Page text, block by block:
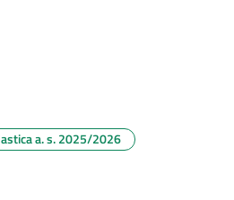
a. s. 2025/2026